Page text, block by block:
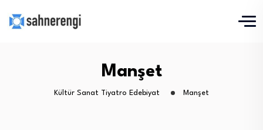
Manşet
Kültür Sanat Tiyatro Edebiyat Manşet